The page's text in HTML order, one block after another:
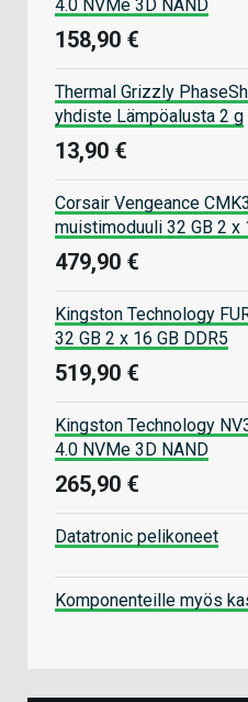
4.0 NVMe 3D NAND
158,90 €
Thermal Grizzly
yhdiste Lämpöalusta 2 g
13,90 €
Corsair Vengeance
muistimoduuli 32 GB 2 x
479,90 €
Kingston Technology
32 GB 2 x 16 GB DDR5
519,90 €
Kingston Technology
4.0 NVMe 3D NAND
265,90 €
Datatronic pelikoneet
Komponenteille myös